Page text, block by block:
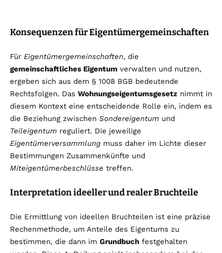
Konsequenzen für Eigentümergemeinschaften
Für Eigentümergemeinschaften, die
gemeinschaftliches Eigentum verwalten und nutzen,
ergeben sich aus dem § 1008 BGB bedeutende
Rechtsfolgen. Das Wohnungseigentumsgesetz nimmt in
diesem Kontext eine entscheidende Rolle ein, indem es
die Beziehung zwischen Sondereigentum und
Teileigentum reguliert. Die jeweilige
Eigentümerversammlung muss daher im Lichte dieser
Bestimmungen Zusammenkünfte und
Miteigentümerbeschlüsse treffen.
Interpretation ideeller und realer Bruchteile
Die Ermittlung von ideellen Bruchteilen ist eine präzise
Rechenmethode, um Anteile des Eigentums zu
bestimmen, die dann im Grundbuch festgehalten